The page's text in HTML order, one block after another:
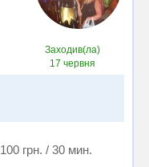
Заходив(ла)
17 червня
100 грн. / 30 мин.